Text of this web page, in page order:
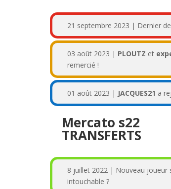
21 septembre 2023 | Dernier
03 août 2023 | PLOUTZ et
remercié !
01 août 2023 | JACQUES21 a
Mercato s22
TRANSFERTS
8 juillet 2022 | Nouveau joueur
intouchable ?